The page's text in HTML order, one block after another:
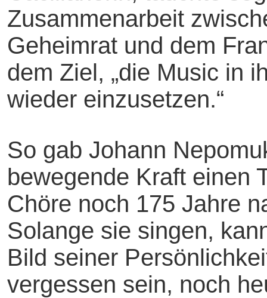
Zusammenarbeit
Geheimrat und dem
dem Ziel, „die Music in
wieder einzusetzen.“
So gab Johann
bewegende Kraft einen
Chöre noch 175 Jahre
Solange sie singen,
Bild seiner
vergessen sein, noch